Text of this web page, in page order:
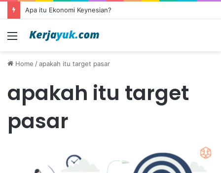
Apa itu Ekonomi Keynesian?
Menu
Home /apakah itu target pasar
apakah itu target
pasar